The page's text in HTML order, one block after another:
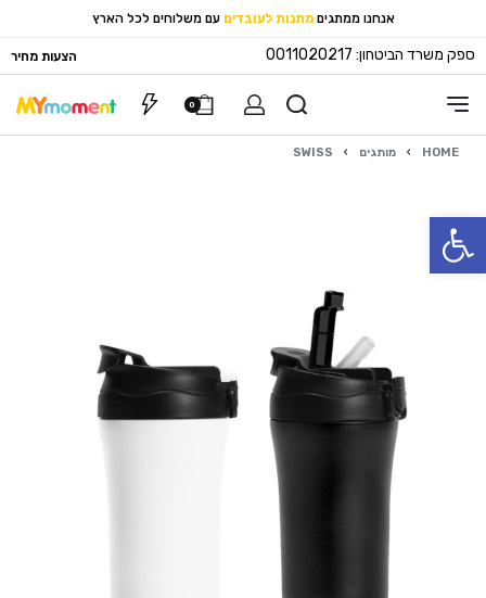
פתח סרגל נגישות
אנחנו ממתגים מתנות לעובדים עם משלוחים לכל הארץ
ספק משרד הביטחון: 0011020217 הצעות מחיר
0
HOME
› מותגים ›
SWISS